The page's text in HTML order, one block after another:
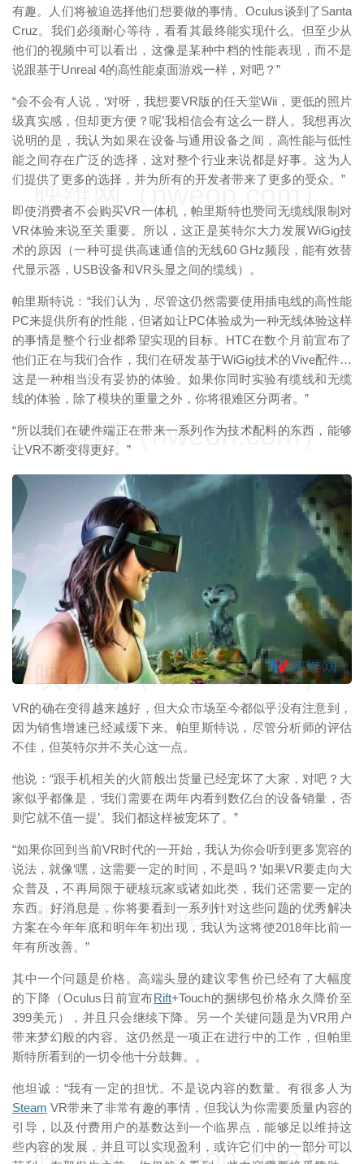
有趣。人们将被迫选择他们想要做的事情。Oculus谈到了Santa
Cruz。我们必须耐心等待，看看其最终能实现什么。但至少从
他们的视频中可以看出，这像是某种中档的性能表现，而不是
说跟基于Unreal 4的高性能桌面游戏一样，对吧？”
“会不会有人说，‘对呀，我想要VR版的任天堂Wii，更低的照片
级真实感，但却更方便？呢’我相信会有这么一群人。我想再次
说明的是，我认为如果在设备与通用设备之间，高性能与低性
能之间存在广泛的选择，这对整个行业来说都是好事。这为人
们提供了更多的选择，并为所有的开发者带来了更多的受众。”
即使消费者不会购买VR一体机，帕里斯特也赞同无缆线限制对
VR体验来说至关重要。所以，这正是英特尔大力发展WiGig技
术的原因（一种可提供高速通信的无线60 GHz频段，能有效替
代显示器，USB设备和VR头显之间的缆线）。
帕里斯特说：“我们认为，尽管这仍然需要使用插电线的高性能
PC来提供所有的性能，但诸如让PC体验成为一种无线体验这样
的事情是整个行业都希望实现的目标。HTC在数个月前宣布了
他们正在与我们合作，我们在研发基于WiGig技术的Vive配件…
这是一种相当没有妥协的体验。如果你同时实验有缆线和无缆
线的体验，除了模块的重量之外，你将很难区分两者。”
“所以我们在硬件端正在带来一系列作为技术配料的东西，能够
让VR不断变得更好。”
VR的确在变得越来越好，但大众市场至今都似乎没有注意到，
因为销售增速已经减缓下来。帕里斯特说，尽管分析师的评估
不佳，但英特尔并不关心这一点。
他说：“跟手机相关的火箭般出货量已经宠坏了大家，对吧？大
家似乎都像是，‘我们需要在两年内看到数亿台的设备销量，否
则它就不值一提’。我们都这样被宠坏了。”
“如果你回到当前VR时代的一开始，我认为你会听到更多宽容的
说法，就像‘嘿，这需要一定的时间，不是吗？’如果VR要走向大
众普及，不再局限于硬核玩家或诸如此类，我们还需要一定的
东西。好消息是，你将要看到一系列针对这些问题的优秀解决
方案在今年年底和明年年初出现，我认为这将使2018年比前一
年有所改善。”
其中一个问题是价格。高端头显的建议零售价已经有了大幅度
的下降（Oculus日前宣布Rift+Touch的捆绑包价格永久降价至
399美元），并且只会继续下降。另一个关键问题是为VR用户
带来梦幻般的内容。这仍然是一项正在进行中的工作，但帕里
斯特所看到的一切令他十分鼓舞。。
他坦诚：“我有一定的担忧。不是说内容的数量。有很多人为
Steam VR带来了非常有趣的事情，但我认为你需要质量内容的
引导，以及付费用户的基数达到一个临界点，能够足以维持这
些内容的发展，并且可以实现盈利，或许它们中的一部分可以
映维网（nweon.com）
映维网（nweon.com）
映维网（nweon.com）
映维网（nweon.com）